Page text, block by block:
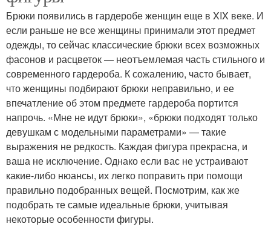
Брюки появились в гардеробе женщин еще в XIX веке. И
если раньше не все женщины принимали этот предмет
одежды, то сейчас классические брюки всех возможных
фасонов и расцветок — неотъемлемая часть стильного и
современного гардероба. К сожалению, часто бывает,
что женщины подбирают брюки неправильно, и ее
впечатление об этом предмете гардероба портится
напрочь. «Мне не идут брюки», «брюки подходят только
девушкам с модельными параметрами» — такие
выражения не редкость. Каждая фигура прекрасна, и
ваша не исключение. Однако если вас не устраивают
какие-либо нюансы, их легко поправить при помощи
правильно подобранных вещей. Посмотрим, как же
подобрать те самые идеальные брюки, учитывая
некоторые особенности фигуры.